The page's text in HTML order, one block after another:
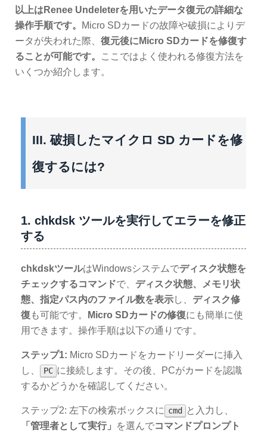
以上はRenee Undeleterを用いたデータ復元の詳細な
操作手順です。
Micro SDカードの故障や破損によりデ
ータが失われた際、 復元後にMicro SDカードを修復す
ることが可能です。
ここではよく使われる修復方法を
いくつか紹介します。
III. 破損したマイクロ SD カードを修
復するには?
1. chkdsk ツールを実行してエラーを修正
する
chkdskツールはWindowsシステムでディスク状態を
チェックするコマンドで、 ディスク状態、メモリ状
態、指定パス内のファイル数を表示し、 ディスク修
復 も可能です。 Micro SDカードの修復にも簡単に使
用できます。操作手順は以下の通りです。
ステップ1: Micro SDカードをカードリーダーに挿入
し、
PC に接続します。その後、PCがカードを認識
するかどうかを確認してください。
ステップ2: 左下の検索ボックスに cmd
と入力し、
「管理者として実行」
を選んでコマンドプロンプト